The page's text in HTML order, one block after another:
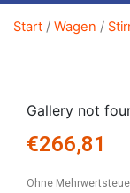
Start / Wagen /
Gallery not
€266,81
Ohne